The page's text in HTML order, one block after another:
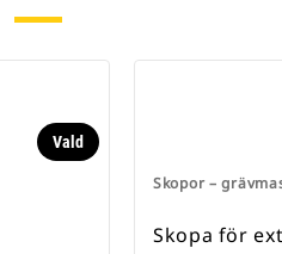
Vald
Skopor –
Skopa för